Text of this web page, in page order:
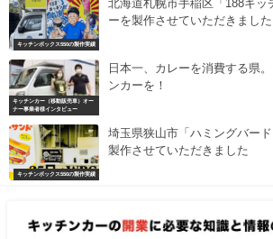
キッチンボックス550の製作実績
北海道札幌市手稲区「188キッ
ーを製作させていただきました
キッチンカー（移動販売車）オー
ナー事業者様インタビュー
日本一、カレーを消費する県
ンカーを！
キッチンボックス550の製作実績
埼玉県狭山市「ハミングバー
製作させていただきました